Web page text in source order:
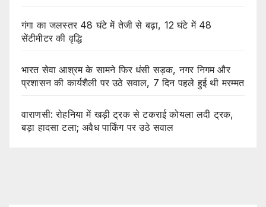
गंगा का जलस्तर 48 घंटे में तेजी से बढ़ा, 12 घंटे में 48
सेंटीमीटर की वृद्धि
भारत सेवा आश्रम के सामने फिर धंसी सड़क, नगर निगम और
प्रशासन की कार्यशैली पर उठे सवाल, 7 दिन पहले हुई थी मरम्मत
वाराणसी: रोहनिया में खड़ी ट्रक से टकराई कोयला लदी ट्रक,
बड़ा हादसा टला; अवैध पार्किंग पर उठे सवाल